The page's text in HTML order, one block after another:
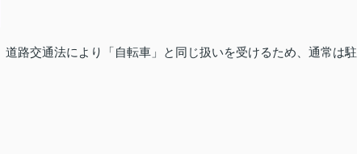
路交通法により「自転車」と同じ扱いを受けるため、通常は駐